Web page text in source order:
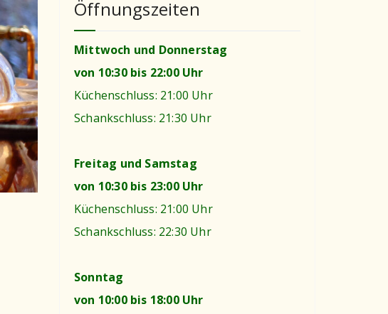
Öffnungszeiten
Mittwoch und Donnerstag
von 10:30 bis 22:00 Uhr
Küchenschluss: 21:00 Uhr
Schankschluss: 21:30 Uhr
Freitag und Samstag
von 10:30 bis 23:00 Uhr
Küchenschluss: 21:00 Uhr
Schankschluss: 22:30 Uhr
Sonntag
von 10:00 bis 18:00 Uhr